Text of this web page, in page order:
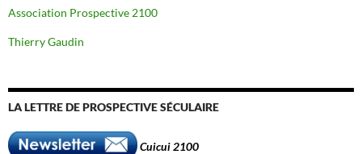
Association Prospective 2100
Thierry Gaudin
LA LETTRE DE PROSPECTIVE SÉCULAIRE
Cuicui 2100